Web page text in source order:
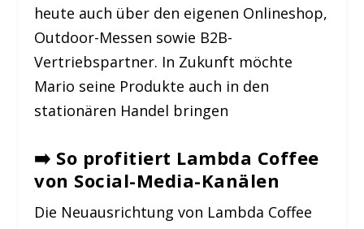
heute auch über den eigenen Onlineshop,
Outdoor-Messen sowie B2B-
Vertriebspartner. In Zukunft möchte
Mario seine Produkte auch in den
stationären Handel bringen
➡️ So profitiert Lambda Coffee
von Social-Media-Kanälen
Die Neuausrichtung von Lambda Coffee